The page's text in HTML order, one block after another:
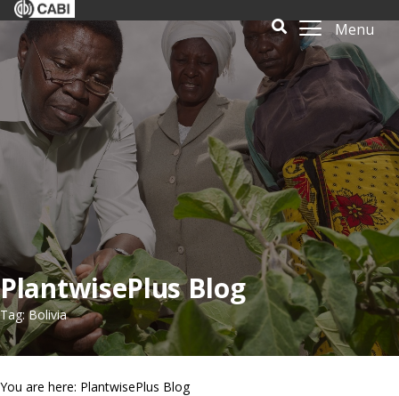
Menu
PlantwisePlus Blog
Tag: Bolivia
You are here: PlantwisePlus Blog